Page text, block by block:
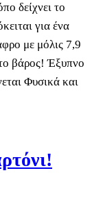
δείχνει το
για ένα
με μόλις 7,9
βάρος! Έξυπνο
Φυσικά και